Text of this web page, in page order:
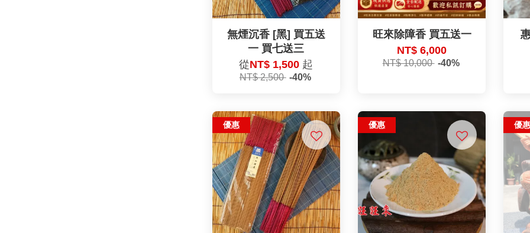
無煙沉香 [黑] 買五送
一 買七送三
從NT$ 1,500 起
NT$ 2,500 -40%
旺來除障香 買五送一
NT$ 6,000
NT$ 10,000 -40%
優惠 優惠 優